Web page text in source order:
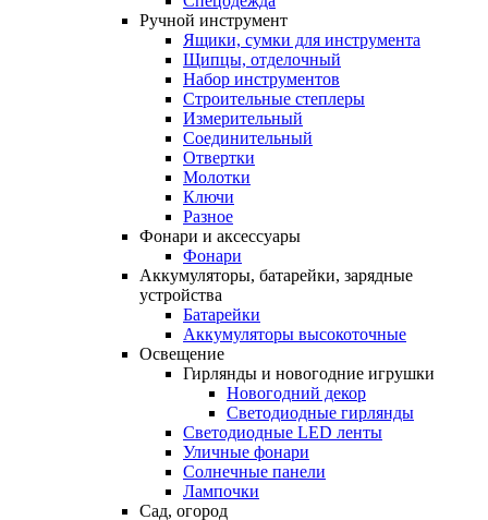
Ручной инструмент
Ящики, сумки для инструмента
Щипцы, отделочный
Набор инструментов
Строительные степлеры
Измерительный
Соединительный
Отвертки
Молотки
Ключи
Разное
Фонари и аксессуары
Фонари
Аккумуляторы, батарейки, зарядные
устройства
Батарейки
Аккумуляторы высокоточные
Освещение
Гирлянды и новогодние игрушки
Новогодний декор
Светодиодные гирлянды
Светодиодные LED ленты
Уличные фонари
Солнечные панели
Лампочки
Сад, огород